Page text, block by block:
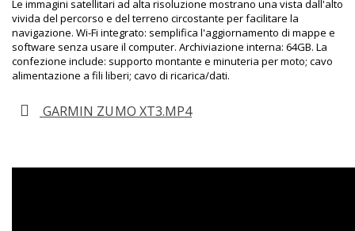
Le immagini satellitari ad alta risoluzione mostrano una vista dall'alto
vivida del percorso e del terreno circostante per facilitare la
navigazione. Wi-Fi integrato: semplifica l'aggiornamento di mappe e
software senza usare il computer. Archiviazione interna: 64GB. La
confezione include: supporto montante e minuteria per moto; cavo
alimentazione a fili liberi; cavo di ricarica/dati.
GARMIN ZUMO XT3.MP4